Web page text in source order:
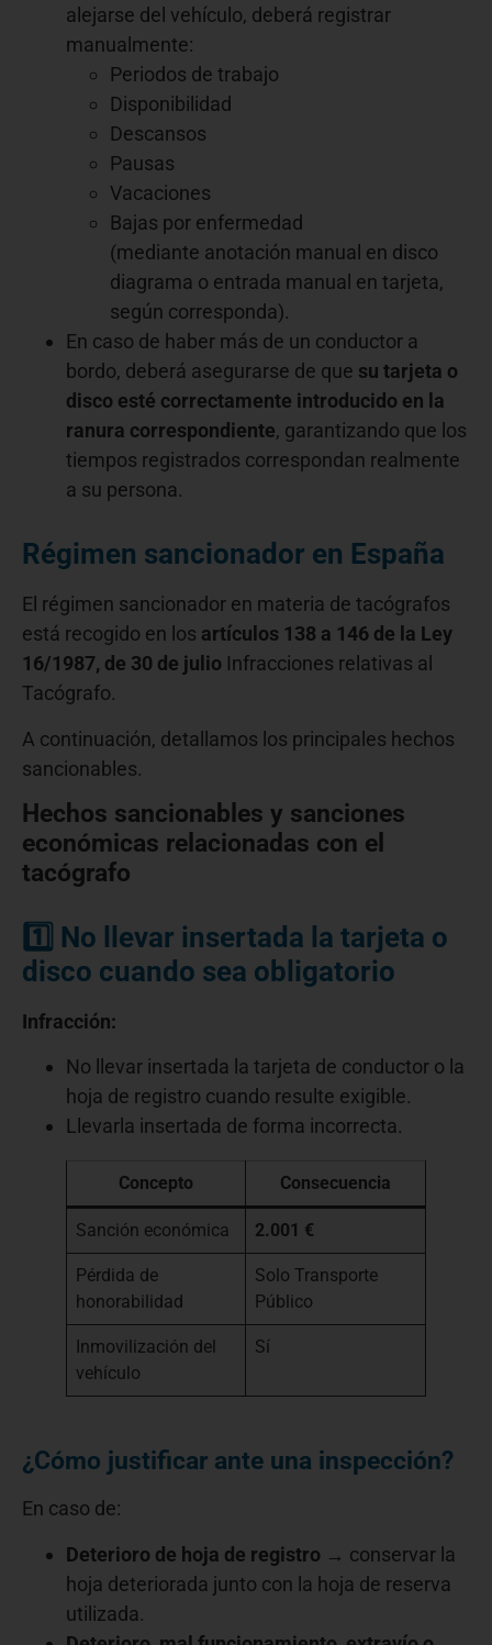
alejarse del vehículo, deberá registrar
manualmente:
Periodos de trabajo
Disponibilidad
Descansos
Pausas
Vacaciones
Bajas por enfermedad
(mediante anotación manual en disco
diagrama o entrada manual en tarjeta,
según corresponda).
En caso de haber más de un conductor a
bordo, deberá asegurarse de que su tarjeta o
disco esté correctamente introducido en la
ranura correspondiente, garantizando que los
tiempos registrados correspondan realmente
a su persona.
Régimen sancionador en España
El régimen sancionador en materia de tacógrafos
está recogido en los artículos 138 a 146 de la Ley
16/1987, de 30 de julio Infracciones relativas al
Tacógrafo.
A continuación, detallamos los principales hechos
sancionables.
Hechos sancionables y sanciones
económicas relacionadas con el
tacógrafo
1️⃣ No llevar insertada la tarjeta o
disco cuando sea obligatorio
Infracción:
No llevar insertada la tarjeta de conductor o la
hoja de registro cuando resulte exigible.
Llevarla insertada de forma incorrecta.
Concepto Consecuencia
Sanción económica 2.001 €
Pérdida de
honorabilidad
Solo Transporte
Público
Inmovilización del
vehículo
Sí
¿Cómo justificar ante una inspección?
En caso de:
Deterioro de hoja de registro → conservar la
hoja deteriorada junto con la hoja de reserva
utilizada.